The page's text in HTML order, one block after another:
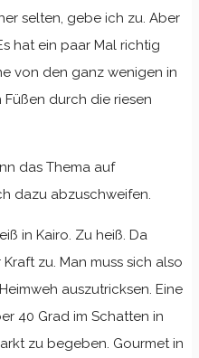
selten, gebe ich zu. Aber
hat ein paar Mal richtig
von den ganz wenigen in
durch die riesen
das Thema auf
dazu abzuschweifen.
in Kairo. Zu heiß. Da
zu. Man muss sich also
auszutricksen. Eine
40 Grad im Schatten in
zu begeben. Gourmet in